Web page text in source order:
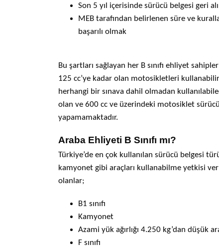
Son 5 yıl içerisinde sürücü belgesi geri
MEB tarafından belirlenen süre ve
başarılı olmak
Bu şartları sağlayan her B sınıfı ehliyet
125 cc’ye kadar olan motosikletleri
herhangi bir sınava dahil olmadan
olan ve 600 cc ve üzerindeki motosiklet
yapamamaktadır.
Araba Ehliyeti B Sınıfı mı?
Türkiye’de en çok kullanılan sürücü belgesi
kamyonet gibi araçları kullanabilme yetkisi
olanlar;
B1 sınıfı
Kamyonet
Azami yük ağırlığı 4.250 kg’dan düşük
F sınıfı